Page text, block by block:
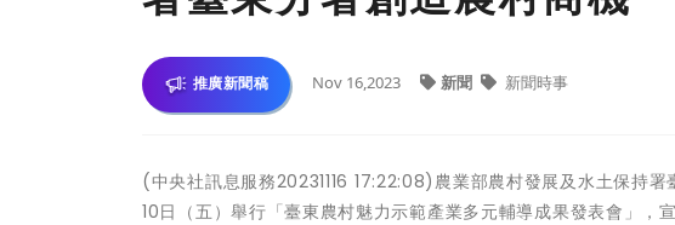
推廣新聞稿 Nov 16,2023 新聞 新聞時事
(中央社訊息服務20231116 17:22:08)農業部農村發展及水土保持
10日（五）舉行「臺東農村魅力示範產業多元輔導成果發表會」